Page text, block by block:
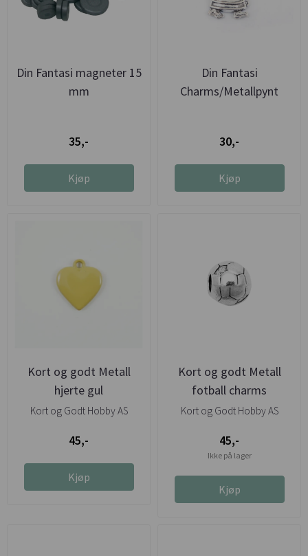
Din Fantasi magneter 15
mm
35,-
Kjøp
Din Fantasi
Charms/Metallpynt
30,-
Kjøp
Kort og godt Metall
hjerte gul
Kort og Godt Hobby AS
45,-
Kjøp
Kort og godt Metall
fotball charms
Kort og Godt Hobby AS
45,-
Ikke på lager
Kjøp